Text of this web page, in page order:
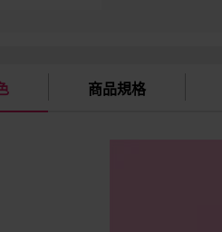
商品規格